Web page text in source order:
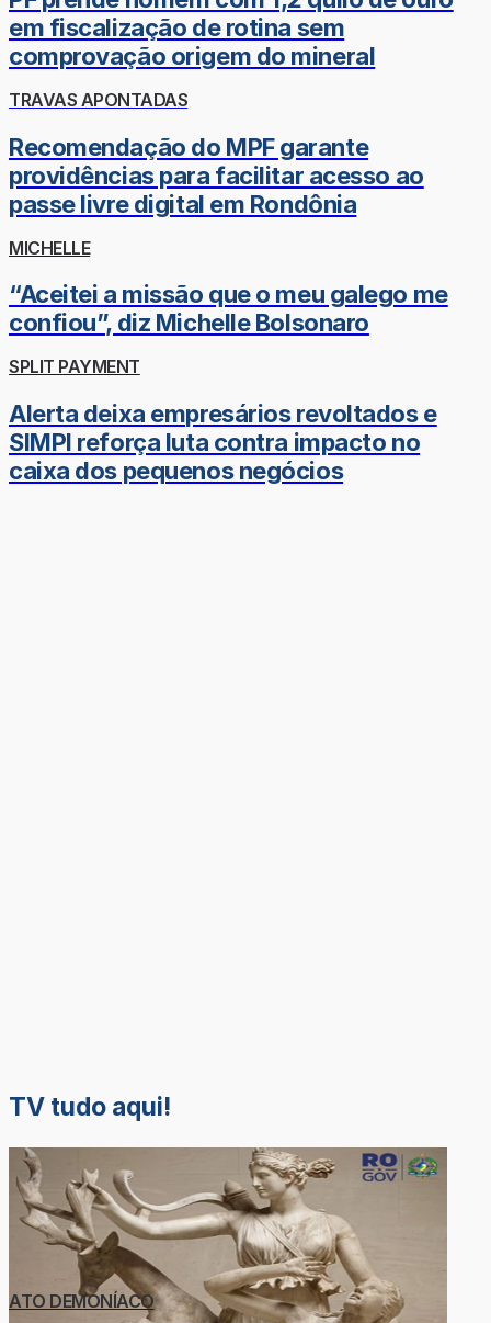
em fiscalização de rotina sem
comprovação origem do mineral
TRAVAS APONTADAS
Recomendação do MPF garante
providências para facilitar acesso ao
passe livre digital em Rondônia
MICHELLE
“Aceitei a missão que o meu galego me
confiou”, diz Michelle Bolsonaro
SPLIT PAYMENT
Alerta deixa empresários revoltados e
SIMPI reforça luta contra impacto no
caixa dos pequenos negócios
TV tudo aqui!
ATO DEMONÍACO